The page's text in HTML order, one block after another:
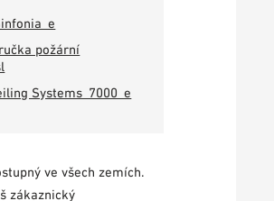
požární
Systems_7000_e
ve všech zemích.
zákaznický